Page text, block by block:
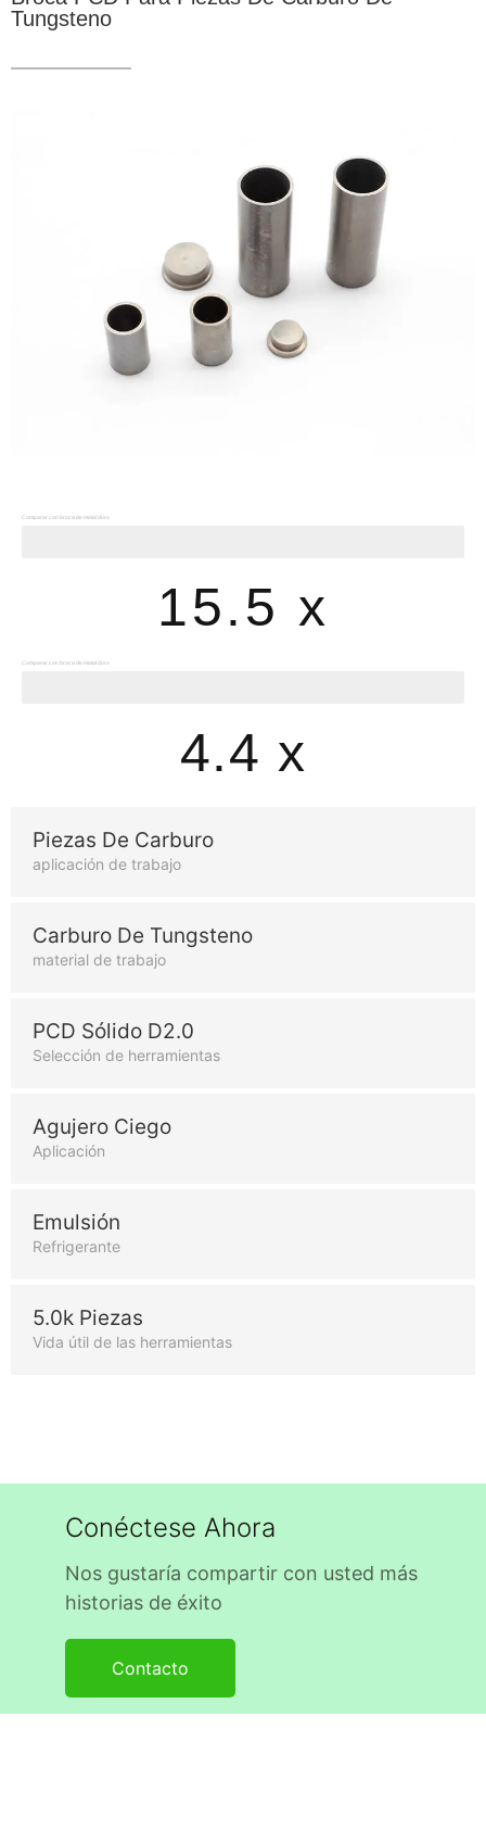
Tungsteno
Comparar con broca de metal duro
15.5 x
Comparar con broca de metal duro
4.4 x
Piezas De Carburo
aplicación de trabajo
Carburo De Tungsteno
material de trabajo
PCD Sólido D2.0
Selección de herramientas
Agujero Ciego
Aplicación
Emulsión
Refrigerante
5.0k Piezas
Vida útil de las herramientas
Conéctese Ahora
Nos gustaría compartir con usted más
historias de éxito
Contacto